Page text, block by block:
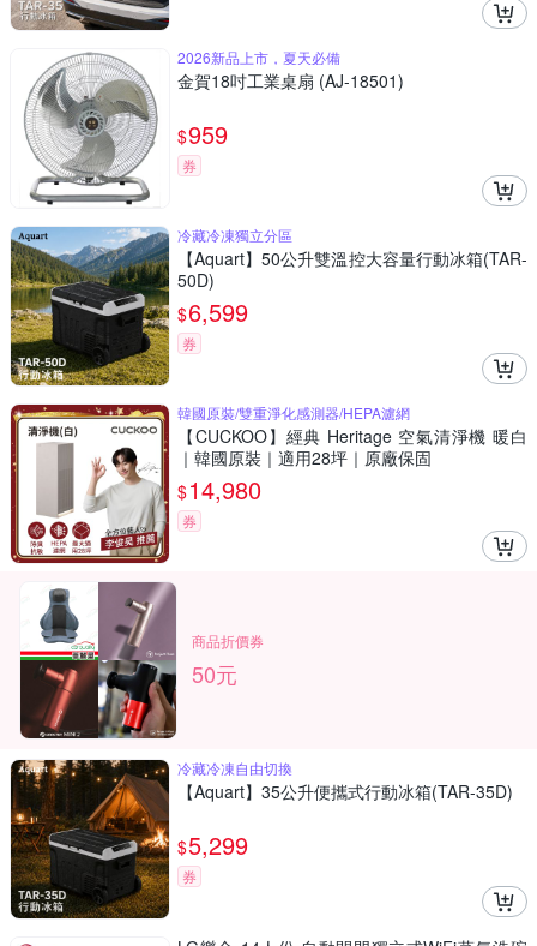
2026新品上市，夏天必備
金賀18吋工業桌扇 (AJ-18501)
$959
券
冷藏冷凍獨立分區
【Aquart】50公升雙溫控大容量行動冰箱(TAR-
50D)
$6,599
券
韓國原裝/雙重淨化感測器/HEPA濾網
【CUCKOO】經典 Heritage 空氣清淨機 暖白
｜韓國原裝｜適用28坪｜原廠保固
$14,980
券
商品折價券
50元
冷藏冷凍自由切換
【Aquart】35公升便攜式行動冰箱(TAR-35D)
$5,299
券